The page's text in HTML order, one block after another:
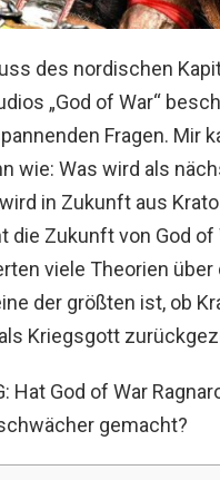
des nordischen
„God of War“
Fragen. Mir
wie: Was wird als
in Zukunft aus
die Zukunft von God of
viele Theorien über
der größten ist, ob
Kriegsgott
Hat God of War
gemacht?